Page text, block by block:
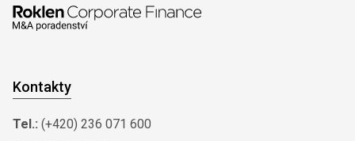
Kontakty
Tel.: (+420) 236 071 600